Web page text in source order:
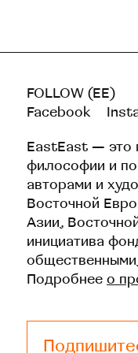
FOLLOW (EE)
Facebook
EastEast — это
философии и
авторами и
Восточной
Азии,
инициатива
Подробнее о